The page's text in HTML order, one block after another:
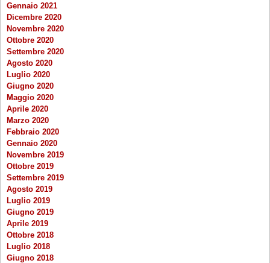
Gennaio 2021
Dicembre 2020
Novembre 2020
Ottobre 2020
Settembre 2020
Agosto 2020
Luglio 2020
Giugno 2020
Maggio 2020
Aprile 2020
Marzo 2020
Febbraio 2020
Gennaio 2020
Novembre 2019
Ottobre 2019
Settembre 2019
Agosto 2019
Luglio 2019
Giugno 2019
Aprile 2019
Ottobre 2018
Luglio 2018
Giugno 2018